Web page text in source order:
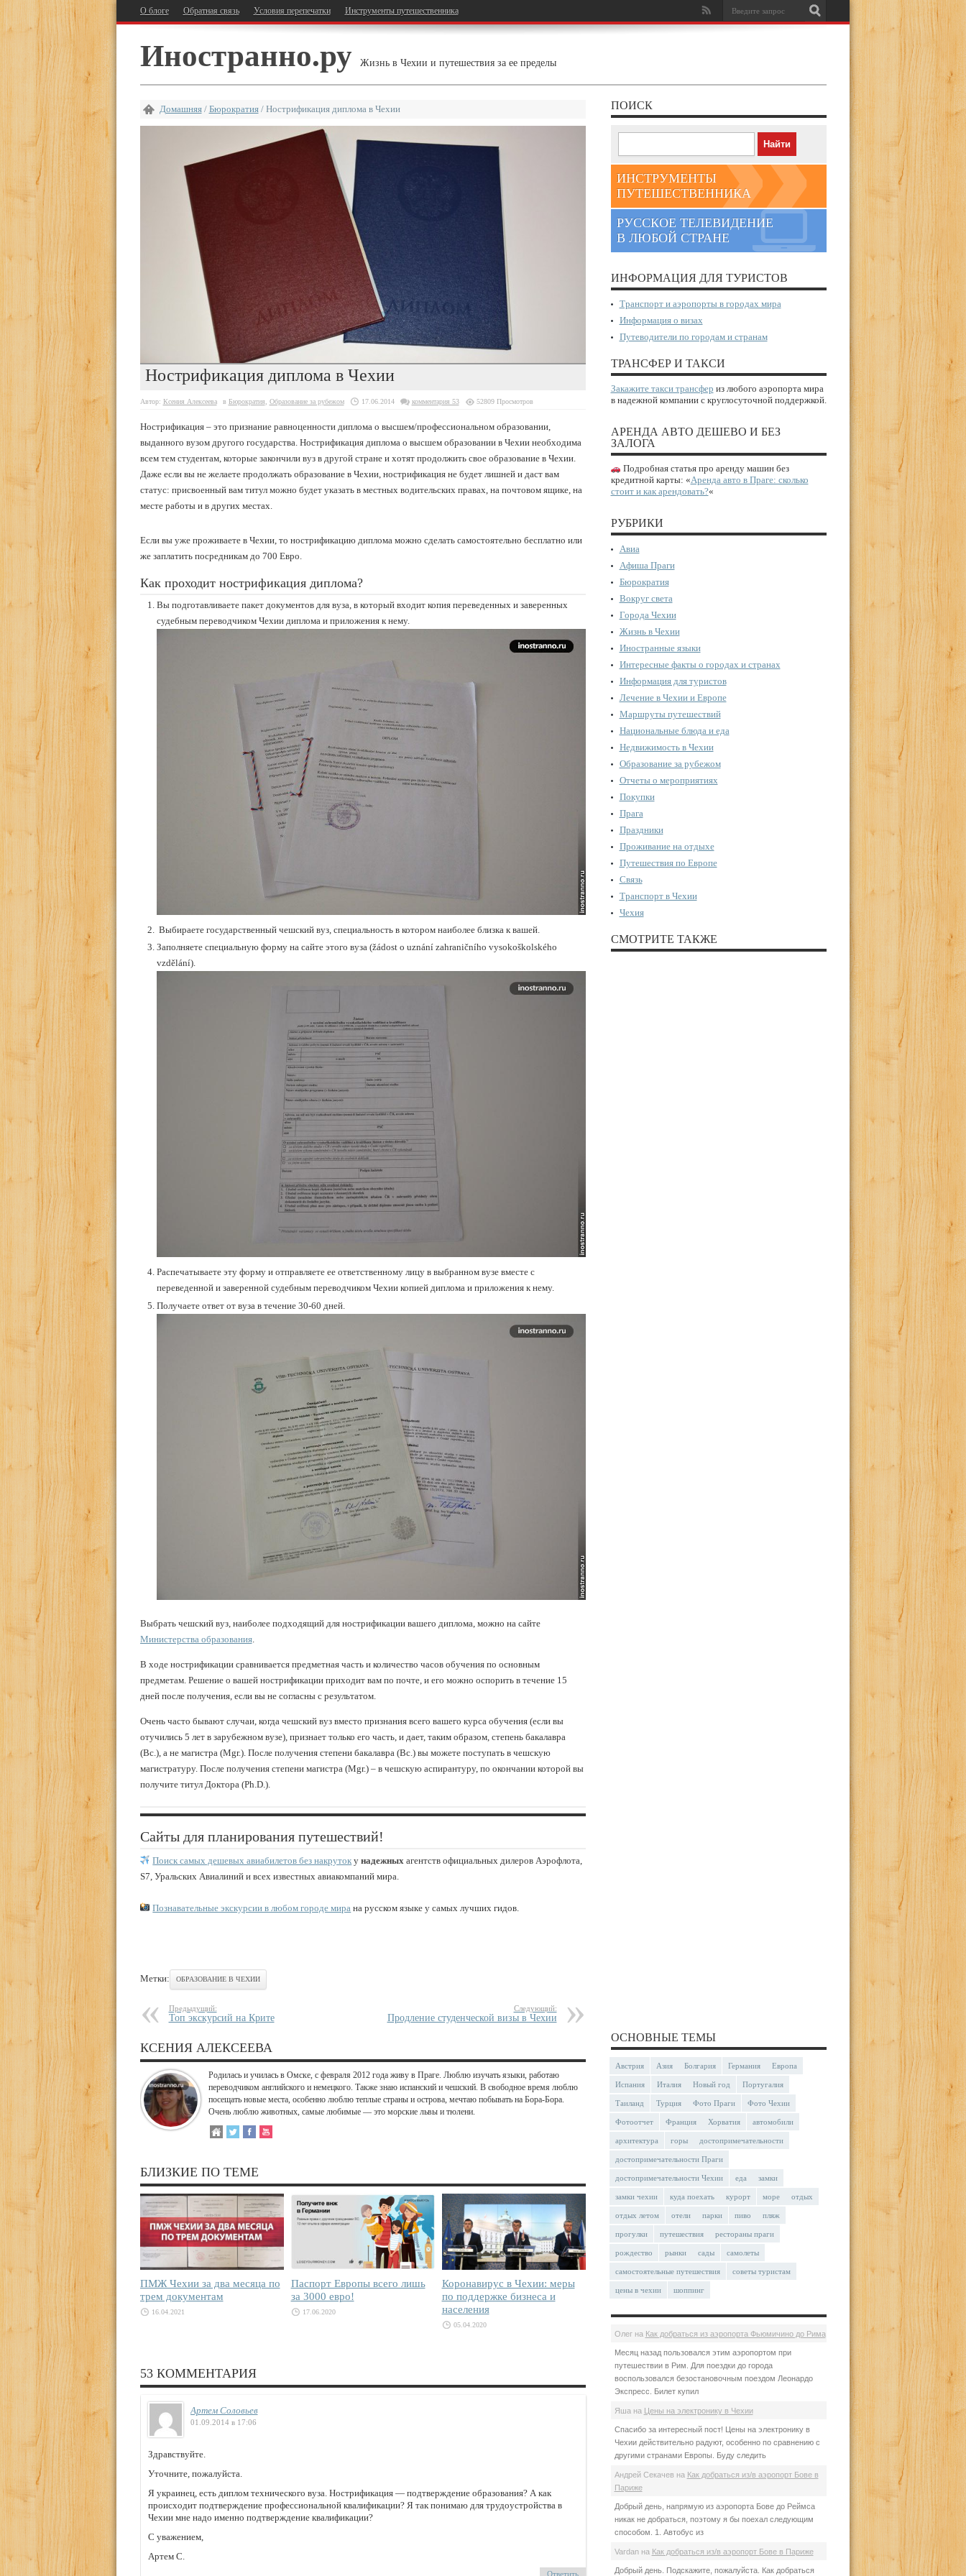
О блоге Обратная связь Условия перепечатки Инструменты путешественника
Иностранно.ру Жизнь в Чехии и путешествия за ее пределы
Домашняя/ Бюрократия/ Нострификация диплома в Чехии
Нострификация диплома в Чехии
Автор: Ксения Алексеева в Бюрократия Образование за рубежом 17.06.2014 комментария 53 52809 Просмотров
Нострификация – это признание равноценности диплома о высшем/профессиональном образовании,
выданного вузом другого государства. Нострификация диплома о высшем образовании в Чехии необходима
всем тем студентам, которые закончили вуз в другой стране и хотят продолжить свое образование в Чехии.
Даже если вы не желаете продолжать образование в Чехии, нострификация не будет лишней и даст вам
статус: присвоенный вам титул можно будет указать в местных водительских правах, на почтовом ящике, на
месте работы и в других местах.
Если вы уже проживаете в Чехии, то нострификацию диплома можно сделать самостоятельно бесплатно или
же заплатить посредникам до 700 Евро.
Как проходит нострификация диплома?
Вы подготавливаете пакет документов для вуза, в который входит копия переведенных и заверенных
судебным переводчиком Чехии диплома и приложения к нему.
Выбираете государственный чешский вуз, специальность в котором наиболее близка к вашей.
Заполняете специальную форму на сайте этого вуза (žádost o uznání zahraničního vysokoškolského
vzdělání).
Распечатываете эту форму и отправляете ее ответственному лицу в выбранном вузе вместе с
переведенной и заверенной судебным переводчиком Чехии копией диплома и приложения к нему.
Получаете ответ от вуза в течение 30-60 дней.
Выбрать чешский вуз, наиболее подходящий для нострификации вашего диплома, можно на сайте
Министерства образования.
В ходе нострификации сравнивается предметная часть и количество часов обучения по основным
предметам. Решение о вашей нострификации приходит вам по почте, и его можно оспорить в течение 15
дней после получения, если вы не согласны с результатом.
Очень часто бывают случаи, когда чешский вуз вместо признания всего вашего курса обучения (если вы
отучились 5 лет в зарубежном вузе), признает только его часть, и дает, таким образом, степень бакалавра
(Bc.), а не магистра (Mgr.). После получения степени бакалавра (Bc.) вы можете поступать в чешскую
магистратуру. После получения степени магистра (Mgr.) – в чешскую аспирантуру, по окончании которой вы
получите титул Доктора (Ph.D.).
Сайты для планирования путешествий!
Поиск самых дешевых авиабилетов без накруток унадежных агентств официальных дилеров Аэрофлота,
S7, Уральских Авиалиний и всех известных авиакомпаний мира.
Познавательные экскурсии в любом городе мира на русском языке у самых лучших гидов.
Метки: ОБРАЗОВАНИЕ В ЧЕХИИ
Предыдущий:
Топ экскурсий на Крите
Следующий:
Продление студенческой визы в Чехии
КСЕНИЯ АЛЕКСЕЕВА
Родилась и училась в Омске, с февраля 2012 года живу в Праге. Люблю изучать языки, работаю
переводчиком английского и немецкого. Также знаю испанский и чешский. В свободное время люблю
посещать новые места, особенно люблю теплые страны и острова, мечтаю побывать на Бора-Бора.
Очень люблю животных, самые любимые — это морские львы и тюлени.
БЛИЗКИЕ ПО ТЕМЕ
ПМЖ Чехии за два месяца по
трем документам
16.04.2021
Паспорт Европы всего лишь
за 3000 евро!
17.06.2020
Коронавирус в Чехии: меры
по поддержке бизнеса и
населения
05.04.2020
53 КОММЕНТАРИЯ
Артем Соловьев
01.09.2014 в 17:06
Здравствуйте.
Уточните, пожалуйста.
Я украинец, есть диплом технического вуза. Нострификация — подтверждение образования? А как
происходит подтверждение профессиональной квалификации? Я так понимаю для трудоустройства в
Чехии мне надо именно подтверждение квалификации?
С уважением,
Артем С.
Ответить
ПОИСК
ИНСТРУМЕНТЫ
ПУТЕШЕСТВЕННИКА
РУССКОЕ ТЕЛЕВИДЕНИЕ
В ЛЮБОЙ СТРАНЕ
ИНФОРМАЦИЯ ДЛЯ ТУРИСТОВ
Транспорт и аэропорты в городах мира
Информация о визах
Путеводители по городам и странам
ТРАНСФЕР И ТАКСИ
Закажите такси трансфер из любого аэропорта мира
в надежной компании с круглосуточной поддержкой.
АРЕНДА АВТО ДЕШЕВО И БЕЗ
ЗАЛОГА
Подробная статья про аренду машин без
кредитной карты: «Аренда авто в Праге: сколько
стоит и как арендовать?«
РУБРИКИ
Авиа
Афиша Праги
Бюрократия
Вокруг света
Города Чехии
Жизнь в Чехии
Иностранные языки
Интересные факты о городах и странах
Информация для туристов
Лечение в Чехии и Европе
Маршруты путешествий
Национальные блюда и еда
Недвижимость в Чехии
Образование за рубежом
Отчеты о мероприятиях
Покупки
Прага
Праздники
Проживание на отдыхе
Путешествия по Европе
Связь
Транспорт в Чехии
Чехия
СМОТРИТЕ ТАКЖЕ
ОСНОВНЫЕ ТЕМЫ
Австрия Азия Болгария Германия Европа
Испания Италия Новый год Португалия
Таиланд Турция Фото Праги Фото Чехии
Фотоотчет Франция Хорватия автомобили
архитектура горы достопримечательности
достопримечательности Праги
достопримечательности Чехии еда замки
замки чехии куда поехать курорт море отдых
отдых летом отели парки пиво пляж
прогулки путешествия рестораны праги
рождество рынки сады самолеты
самостоятельные путешествия советы туристам
цены в чехии шоппинг
Олегна Как добраться из аэропорта Фьюмичино до Рима
Месяц назад пользовался этим аэропортом при
путешествии в Рим. Для поездки до города
воспользовался безостановочным поездом Леонардо
Экспресс. Билет купил
Яша на Цены на электронику в Чехии
Спасибо за интересный пост! Цены на электронику в
Чехии действительно радуют, особенно по сравнению с
другими странами Европы. Буду следить
Андрей Секачев на Как добраться из/в аэропорт Бове в
Париже
Добрый день, напрямую из аэропорта Бове до Реймса
никак не добраться, поэтому я бы поехал следующим
способом. 1. Автобус из
Vardanна Как добраться из/в аэропорт Бове в Париже
Добрый день. Подскажите, пожалуйста. Как добраться